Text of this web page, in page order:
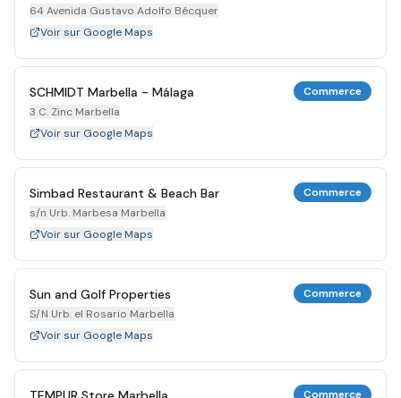
64 Avenida Gustavo Adolfo Bécquer
Voir sur Google Maps
SCHMIDT Marbella - Málaga
3 C. Zinc Marbella
Commerce
Voir sur Google Maps
Simbad Restaurant & Beach Bar
s/n Urb. Marbesa Marbella
Commerce
Voir sur Google Maps
Sun and Golf Properties
S/N Urb. el Rosario Marbella
Commerce
Voir sur Google Maps
Commerce